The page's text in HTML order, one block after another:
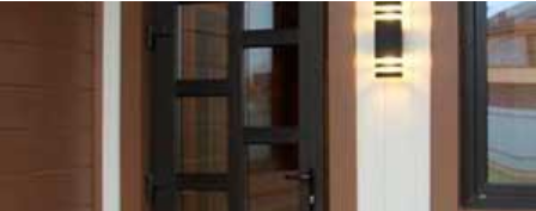
регионам
УЗНАТЬ ПОДРОБНЕЕ